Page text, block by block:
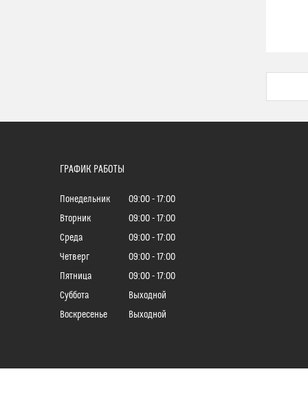
ГРАФИК РАБОТЫ
Понедельник 09:00
17:00
Вторник
09:00
17:00
Среда
09:00
17:00
Четверг
09:00
17:00
Пятница
09:00
17:00
Суббота
Выходной
Воскресенье
Выходной